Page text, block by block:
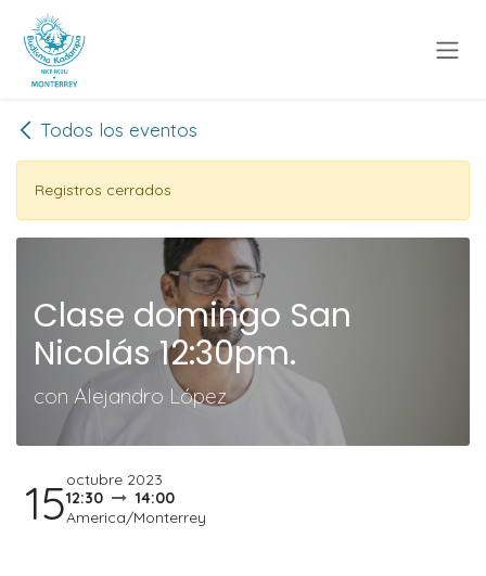
Ir al contenido
Todos los eventos
Registros cerrados
Clase domingo San
Nicolás 12:30pm.
con Alejandro López
15octubre 2023
12:30
14:00
America/Monterrey